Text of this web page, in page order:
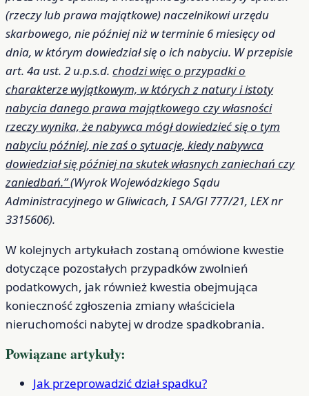
(rzeczy lub prawa majątkowe) naczelnikowi urzędu
skarbowego, nie później niż w terminie 6 miesięcy od
dnia, w którym dowiedział się o ich nabyciu. W przepisie
art. 4a ust. 2 u.p.s.d. chodzi więc o przypadki o
charakterze wyjątkowym, w których z natury i istoty
nabycia danego prawa majątkowego czy własności
rzeczy wynika, że nabywca mógł dowiedzieć się o tym
nabyciu później, nie zaś o sytuacje, kiedy nabywca
dowiedział się później na skutek własnych zaniechań czy
zaniedbań.”(Wyrok Wojewódzkiego Sądu
Administracyjnego w Gliwicach, I SA/Gl 777/21, LEX nr
3315606).
W kolejnych artykułach zostaną omówione kwestie
dotyczące pozostałych przypadków zwolnień
podatkowych, jak również kwestia obejmująca
konieczność zgłoszenia zmiany właściciela
nieruchomości nabytej w drodze spadkobrania.
Powiązane artykuły:
Jak przeprowadzić dział spadku?